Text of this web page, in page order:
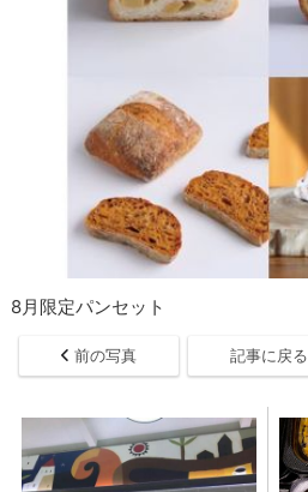
8月限定パンセット
前の写真 記事に戻る